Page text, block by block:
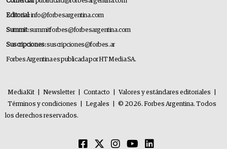
Editorial:info@forbesargentina.com
Summit:summitforbes@forbesargentina.com
Suscripciones:suscripciones@forbes.ar
Forbes Argentina es publicada por HT Media SA.
MediaKit Newsletter Contacto Valores y estándares editoriales
Términos y condiciones
Legales
© 2026. Forbes Argentina. Todos
los derechos reservados.